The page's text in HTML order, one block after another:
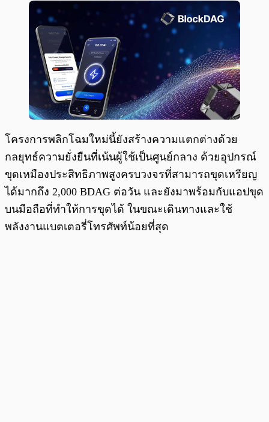
โครงการพลิกโฉมใหม่นี้ยังสร้างความแตกต่างด้วย
กลยุทธ์ความยั่งยืนที่เน้นผู้ใช้เป็นศูนย์กลาง ด้วยอุปกรณ์
ขุดเหมืองประสิทธิภาพสูงครบวงจรที่สามารถขุดเหรียญ
ได้มากถึง 2,000 BDAG ต่อวัน และยังมาพร้อมกับแอปขุด
บนมือถือที่ทำให้การขุดได้ ในขณะเดินทางและใช้
พลังงานแบตเตอรี่โทรศัพท์น้อยที่สุด